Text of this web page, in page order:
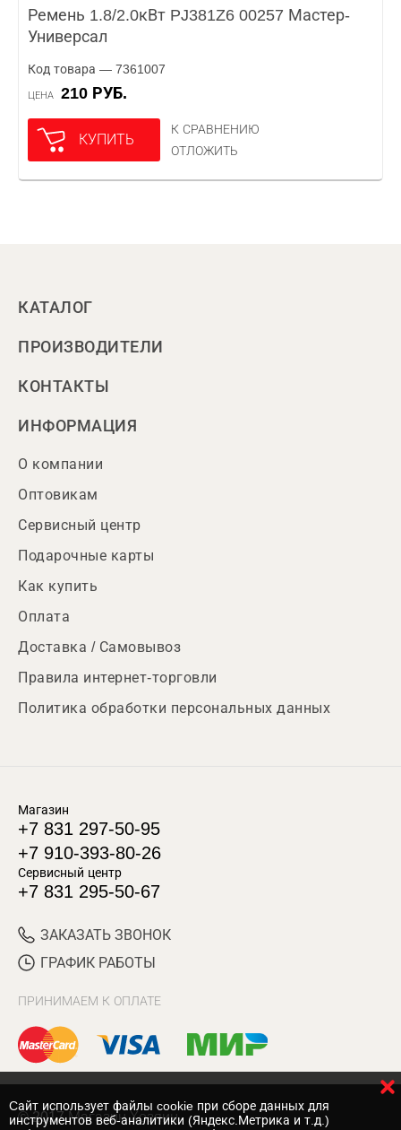
Ремень 1.8/2.0кВт PJ381Z6 00257 Мастер-
Универсал
Код товара — 7361007
ЦЕНА 210 РУБ.
КУПИТЬ
К СРАВНЕНИЮ
ОТЛОЖИТЬ
КАТАЛОГ
ПРОИЗВОДИТЕЛИ
КОНТАКТЫ
ИНФОРМАЦИЯ
О компании
Оптовикам
Сервисный центр
Подарочные карты
Как купить
Оплата
Доставка / Самовывоз
Правила интернет-торговли
Политика обработки персональных данных
Магазин
+7 831 297-50-95
+7 910-393-80-26
Сервисный центр
+7 831 295-50-67
ЗАКАЗАТЬ ЗВОНОК
ГРАФИК РАБОТЫ
ПРИНИМАЕМ К ОПЛАТЕ
© 2017 Магазин Хозяин
Cайт использует файлы cookie при сборе данных для
инструментов веб-аналитики (Яндекс.Метрика и т.д.)